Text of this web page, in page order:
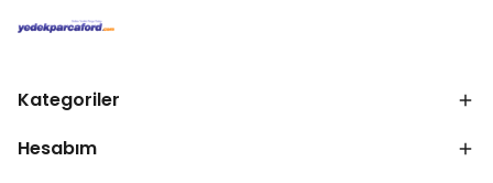
Kategoriler
Hesabım